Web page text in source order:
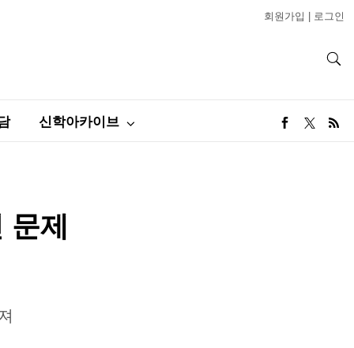
회원가입 로그인
신학아카이브
제